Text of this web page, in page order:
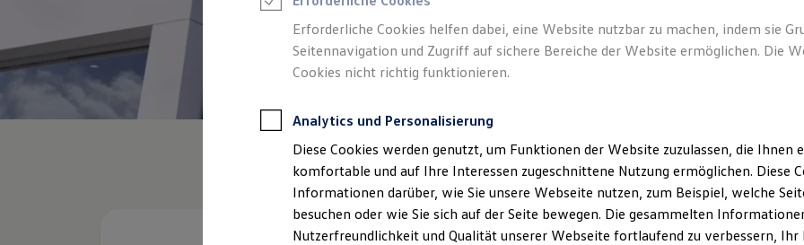
Rettungsdienste
ONE Business ID Vorteile
Fahrzeugsuche & Marktplatz
Fahrzeugsuche
Fahrzeuge online kaufen
Digitaler Marktplatz
Kauf & Finanzierung
Erforderliche Cookies helfen dabei, eine Website nutzbar zu machen, indem sie
Seitennavigation und Zugriff auf sichere Bereiche der Website ermöglichen. Die
Cookies nicht richtig funktionieren.
Analytics und Personalisierung
Diese Cookies werden genutzt, um Funktionen der Website zuzulassen, die Ihnen
komfortable und auf Ihre Interessen zugeschnittene Nutzung ermöglichen. Diese
Informationen darüber, wie Sie unsere Webseite nutzen, zum Beispiel, welche
besuchen oder wie Sie sich auf der Seite bewegen. Die gesammelten
Nutzerfreundlichkeit und Qualität unserer Webseite fortlaufend zu verbessern,